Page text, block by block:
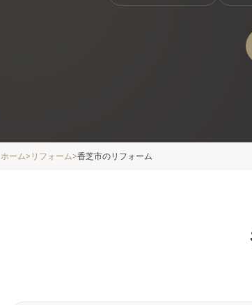
ホーム> リフォーム>香芝市のリフォーム